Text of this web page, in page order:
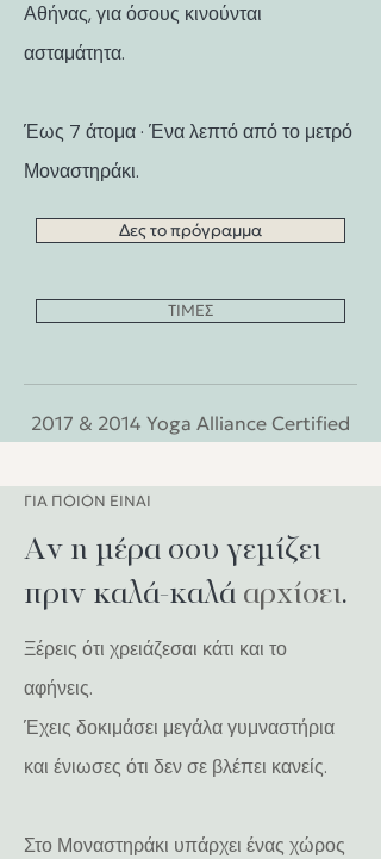
Αθήνας, για όσους κινούνται
ασταμάτητα.
Έως 7 άτομα · Ένα λεπτό από το μετρό
Μοναστηράκι.
Δες το πρόγραμμα
ΤΙΜΕΣ
2017 & 2014 Yoga Alliance Certified
ΓΙΑ ΠΟΙΟΝ ΕΙΝΑΙ
Αν η μέρα σου γεμίζει
πριν καλά-καλά αρχίσει.
Ξέρεις ότι χρειάζεσαι κάτι και το
αφήνεις.
Έχεις δοκιμάσει μεγάλα γυμναστήρια
και ένιωσες ότι δεν σε βλέπει κανείς.
Στο Μοναστηράκι υπάρχει ένας χώρος